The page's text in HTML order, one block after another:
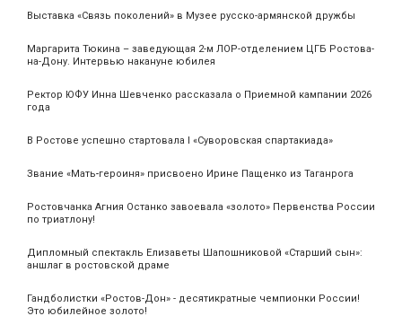
Выставка «Связь поколений» в Музее русско-армянской дружбы
Маргарита Тюкина – заведующая 2-м ЛОР-отделением ЦГБ Ростова-
на-Дону. Интервью накануне юбилея
Ректор ЮФУ Инна Шевченко рассказала о Приемной кампании 2026
года
В Ростове успешно стартовала I «Суворовская спартакиада»
Звание «Мать‑героиня» присвоено Ирине Пащенко из Таганрога
Ростовчанка Агния Останко завоевала «золото» Первенства России
по триатлону!
Дипломный спектакль Елизаветы Шапошниковой «Старший сын»:
аншлаг в ростовской драме
Гандболистки «Ростов-Дон» - десятикратные чемпионки России!
Это юбилейное золото!